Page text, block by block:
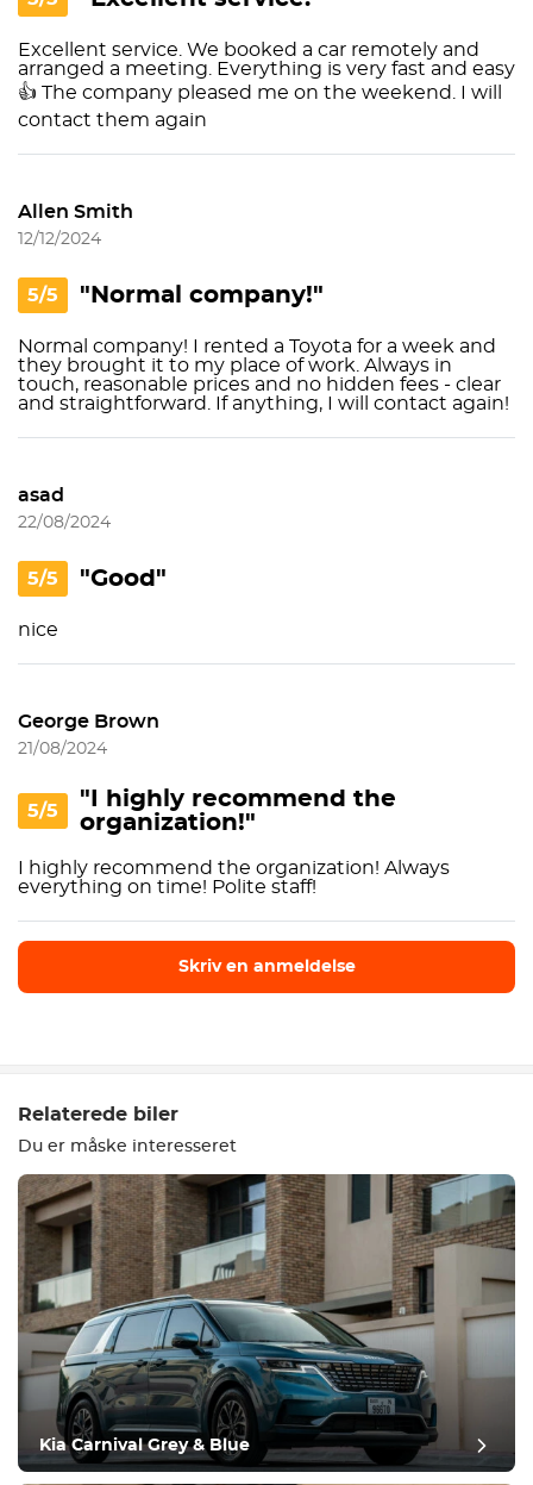
Excellent service. We booked a car remotely and
arranged a meeting. Everything is very fast and easy
👍 The company pleased me on the weekend. I will
contact them again
Allen Smith
12/12/2024
5/5 "Normal company!"
Normal company! I rented a Toyota for a week and
they brought it to my place of work. Always in
touch, reasonable prices and no hidden fees - clear
and straightforward. If anything, I will contact again!
asad
22/08/2024
5/5 "Good"
nice
George Brown
21/08/2024
5/5
"I highly recommend the
organization!"
I highly recommend the organization! Always
everything on time! Polite staff!
Skriv en anmeldelse
Udstyr
Komfortabel
Klimakontrol
Tilstand
Relaterede biler
Du er måske interesseret
Kia Carnival Grey & Blue